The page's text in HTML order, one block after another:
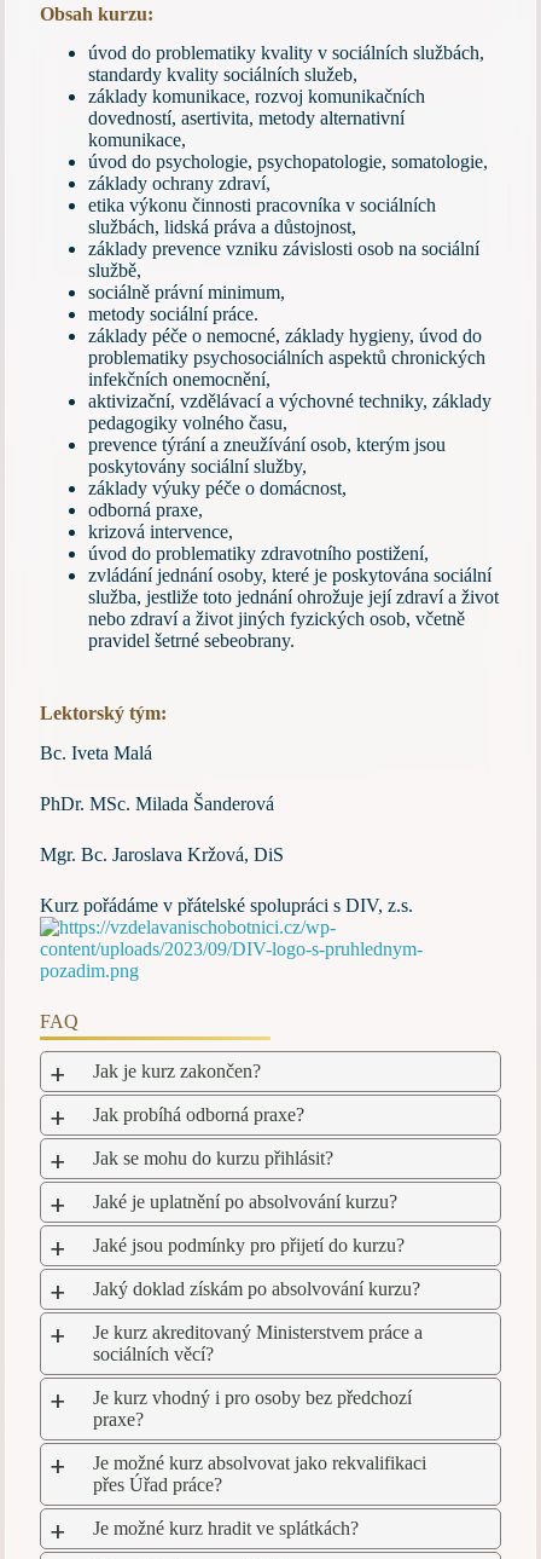
Obsah kurzu:
úvod do problematiky kvality v sociálních službách,
standardy kvality sociálních služeb,
základy komunikace, rozvoj komunikačních
dovedností, asertivita, metody alternativní
komunikace,
úvod do psychologie, psychopatologie, somatologie,
základy ochrany zdraví,
etika výkonu činnosti pracovníka v sociálních
službách, lidská práva a důstojnost,
základy prevence vzniku závislosti osob na sociální
službě,
sociálně právní minimum,
metody sociální práce.
základy péče o nemocné, základy hygieny, úvod do
problematiky psychosociálních aspektů chronických
infekčních onemocnění,
aktivizační, vzdělávací a výchovné techniky, základy
pedagogiky volného času,
prevence týrání a zneužívání osob, kterým jsou
poskytovány sociální služby,
základy výuky péče o domácnost,
odborná praxe,
krizová intervence,
úvod do problematiky zdravotního postižení,
zvládání jednání osoby, které je poskytována sociální
služba, jestliže toto jednání ohrožuje její zdraví a život
nebo zdraví a život jiných fyzických osob, včetně
pravidel šetrné sebeobrany.
Lektorský tým:
Bc. Iveta Malá
PhDr. MSc. Milada Šanderová
Mgr. Bc. Jaroslava Kržová, DiS
Kurz pořádáme v přátelské spolupráci s DIV, z.s.
FAQ
a Jak je kurz zakončen?
a Jak probíhá odborná praxe?
a Jak se mohu do kurzu přihlásit?
a Jaké je uplatnění po absolvování kurzu?
a Jaké jsou podmínky pro přijetí do kurzu?
a Jaký doklad získám po absolvování kurzu?
a
Je kurz akreditovaný Ministerstvem práce a
sociálních věcí?
a
Je kurz vhodný i pro osoby bez předchozí
praxe?
a
Je možné kurz absolvovat jako rekvalifikaci
přes Úřad práce?
a Je možné kurz hradit ve splátkách?